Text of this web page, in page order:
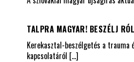
TALPRA MAGYAR! BESZÉLJ
Kerekasztal-beszélgetés a trauma
kapcsolatáról […]